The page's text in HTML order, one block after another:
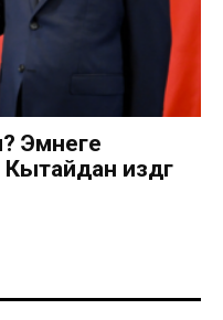
Эмнеге
издөөгө